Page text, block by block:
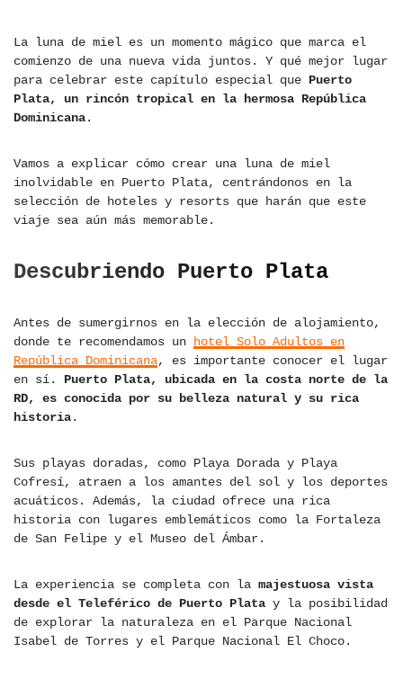
La luna de miel es un momento mágico que marca el
comienzo de una nueva vida juntos. Y qué mejor lugar
para celebrar este capítulo especial que Puerto
Plata, un rincón tropical en la hermosa República
Dominicana.
Vamos a explicar cómo crear una luna de miel
inolvidable en Puerto Plata, centrándonos en la
selección de hoteles y resorts que harán que este
viaje sea aún más memorable.
Descubriendo Puerto Plata
Antes de sumergirnos en la elección de alojamiento,
donde te recomendamos un hotel Solo Adultos en
República Dominicana, es importante conocer el lugar
en sí. Puerto Plata, ubicada en la costa norte de la
RD, es conocida por su belleza natural y su rica
historia.
Sus playas doradas, como Playa Dorada y Playa
Cofresí, atraen a los amantes del sol y los deportes
acuáticos. Además, la ciudad ofrece una rica
historia con lugares emblemáticos como la Fortaleza
de San Felipe y el Museo del Ámbar.
La experiencia se completa con la majestuosa vista
desde el Teleférico de Puerto Plata y la posibilidad
de explorar la naturaleza en el Parque Nacional
Isabel de Torres y el Parque Nacional El Choco.